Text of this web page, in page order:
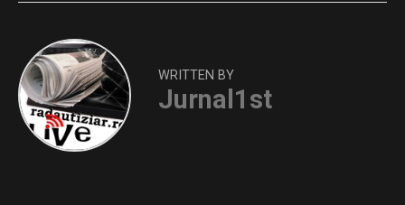
WRITTEN BY
Jurnal1st